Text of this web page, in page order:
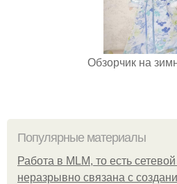
Обзорчик на
Популярные материалы
Работа в MLM, то есть
неразрывно связана с